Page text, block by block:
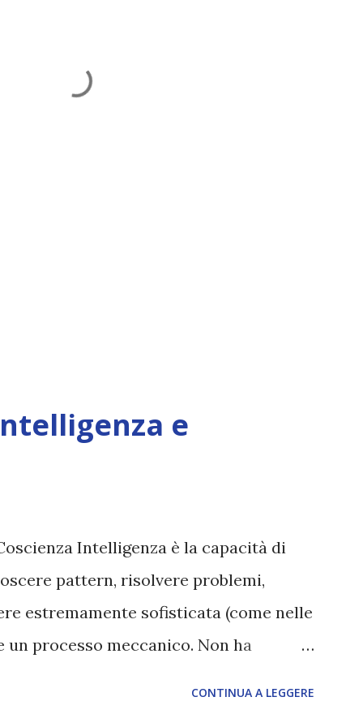
e
Intelligenza è la capacità di
pattern, risolvere problemi,
estremamente sofisticata (come nelle
processo meccanico. Non ha
CONTINUA A LEGGERE